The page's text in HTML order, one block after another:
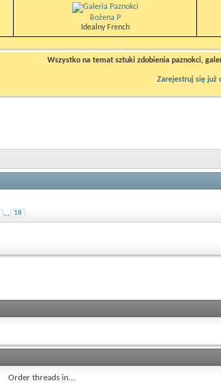
Bożena P
Idealny French
Wszystko na temat sztuki zdobienia paznokci,
Zarejestruj się już
... 18
Order threads in...